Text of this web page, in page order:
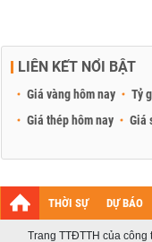
LIÊN KẾT NỔI BẬT
Giá vàng hôm nay Tỷ
Giá thép hôm nay
Giá
THỜI SỰ DỰ BÁO
Trang TTĐTTH của công